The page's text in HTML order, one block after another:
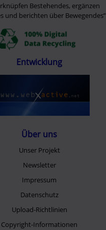
Bestehendes, ergänzen
und berichten über Bewegendes”
Entwicklung
Über uns
Unser Projekt
Newsletter
Impressum
Datenschutz
Upload-Richtlinien
Copyright-Informationen